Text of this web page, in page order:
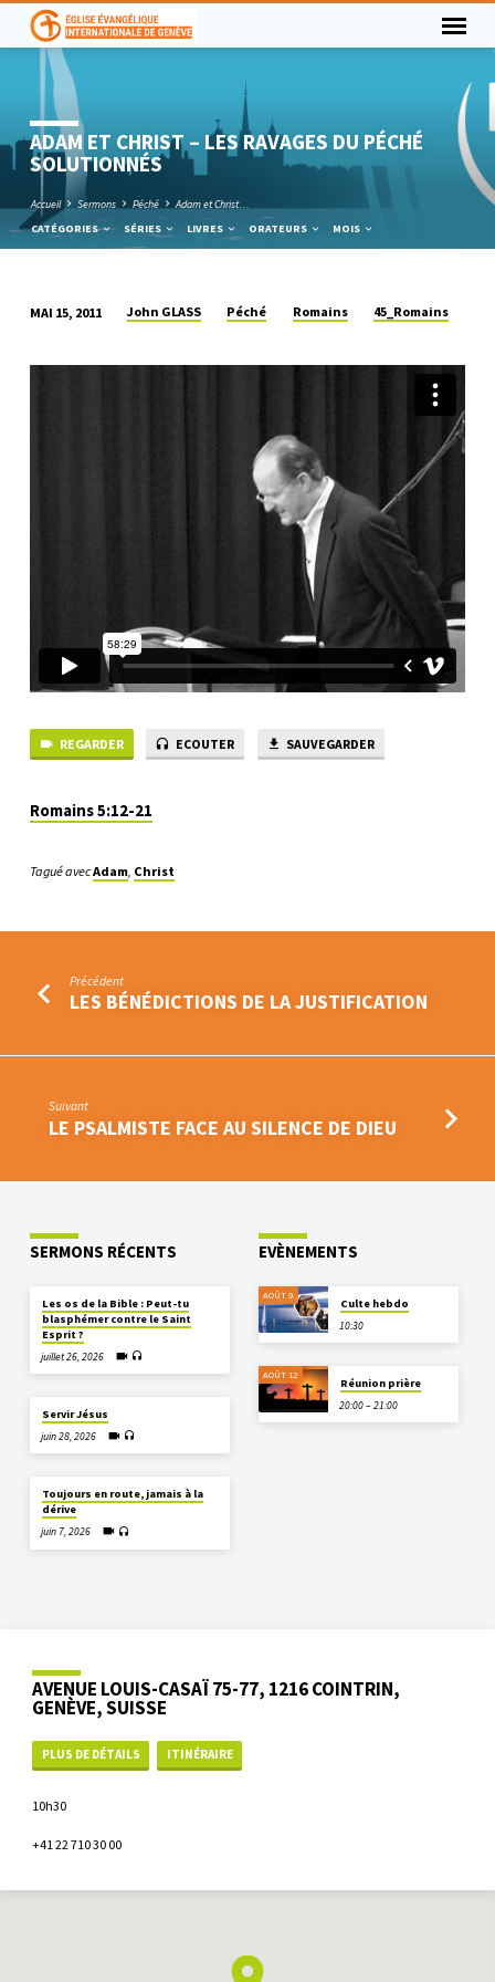
ADAM ET CHRIST – LES RAVAGES DU PÉCHÉ
SOLUTIONNÉS
Accueil Sermons Péché
Adam et Christ…
CATÉGORIES
SÉRIES LIVRES ORATEURS MOIS
ET
MAI 15, 2011 John GLASS Péché Romains 45_Romains
REGARDER ECOUTER SAUVEGARDER
Romains 5:12-21
Tagué avecAdam, Christ
Précédent
LES BÉNÉDICTIONS DE LA JUSTIFICATION
Suivant
LE PSALMISTE FACE AU SILENCE DE DIEU
SERMONS RÉCENTS
Les os de la Bible : Peut-tu
blasphémer contre le Saint
Esprit ?
juillet 26, 2026
Servir Jésus
juin 28, 2026
Toujours en route, jamais à la
dérive
juin 7, 2026
EVÈNEMENTS
AOÛT 9
Culte hebdo
10:30
AOÛT 12
Réunion prière
20:00 – 21:00
AVENUE LOUIS-CASAÏ 75-77, 1216 COINTRIN,
GENÈVE, SUISSE
PLUS DE DÉTAILS ITINÉRAIRE
10h30
+41 22 710 30 00